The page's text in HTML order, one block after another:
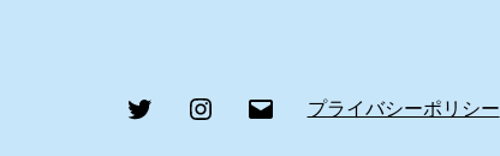
Twitter Instagram プライバシーポリシー